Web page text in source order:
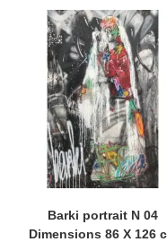
Barki portrait N 04
Dimensions 86 X 126